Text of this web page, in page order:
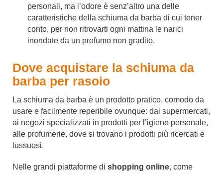
personali, ma l’odore è senz’altro una delle
caratteristiche della schiuma da barba di cui tener
conto, per non ritrovarti ogni mattina le narici
inondate da un profumo non gradito.
Dove acquistare la schiuma da
barba per rasoio
La schiuma da barba è un prodotto pratico, comodo da
usare e facilmente reperibile ovunque: dai supermercati,
ai negozi specializzati in prodotti per l’igiene personale,
alle profumerie, dove si trovano i prodotti più ricercati e
lussuosi.
Nelle grandi piattaforme di shopping online, come